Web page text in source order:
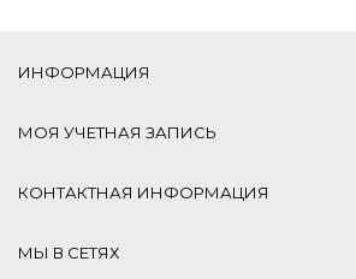
ИНФОРМАЦИЯ
МОЯ УЧЕТНАЯ ЗАПИСЬ
КОНТАКТНАЯ ИНФОРМАЦИЯ
МЫ В СЕТЯХ